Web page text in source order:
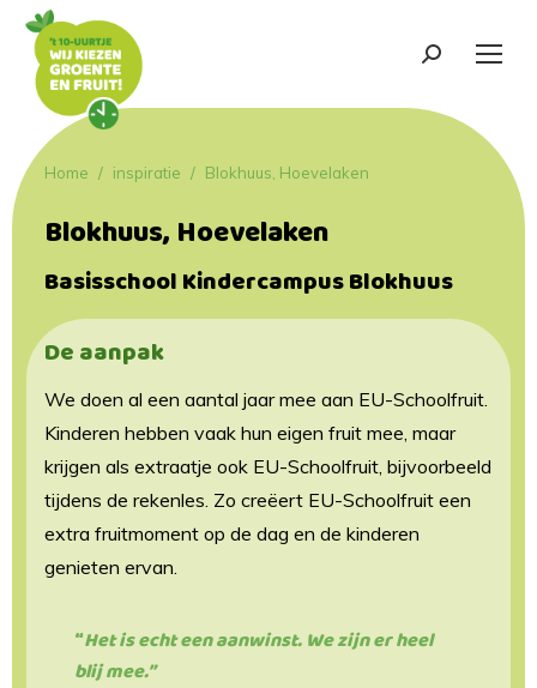
Search:
Je bent hier:
Home inspiratie Blokhuus, Hoevelaken
Blokhuus, Hoevelaken
Basisschool Kindercampus Blokhuus
De aanpak
We doen al een aantal jaar mee aan EU-Schoolfruit.
Kinderen hebben vaak hun eigen fruit mee, maar
krijgen als extraatje ook EU-Schoolfruit, bijvoorbeeld
tijdens de rekenles. Zo creëert EU-Schoolfruit een
extra fruitmoment op de dag en de kinderen
genieten ervan.
“Het is echt een aanwinst. We zijn er heel
blij mee.”